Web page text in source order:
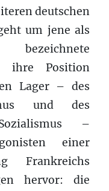
deutschen
um jene als
ihre Position
Lager – des
und des
–
einer
Frankreichs
hervor: die